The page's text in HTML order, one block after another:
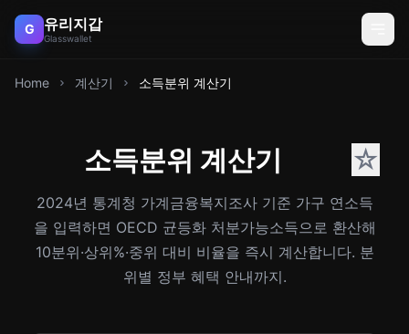
G 유리지갑
Glasswallet
Home 계산기 소득분위 계산기
소득분위 계산기 ☆
2024년 통계청 가계금융복지조사 기준 가구 연소득
을 입력하면 OECD 균등화 처분가능소득으로 환산해
10분위·상위%·중위 대비 비율을 즉시 계산합니다. 분
위별 정부 혜택 안내까지.